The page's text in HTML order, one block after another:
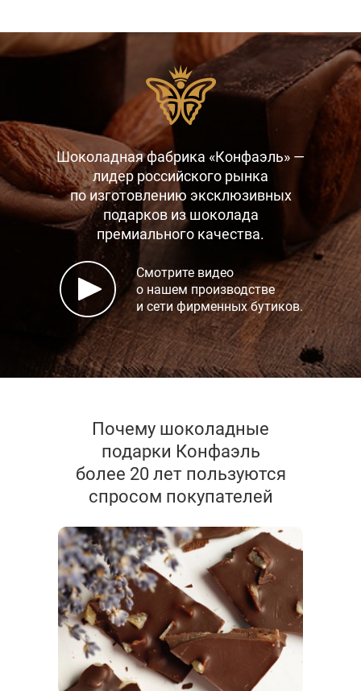
Шоколадная фабрика «Конфаэль» —
лидер российского рынка
по изготовлению эксклюзивных
подарков из шоколада
премиального качества.
Смотрите видео
о нашем производстве
и сети фирменных бутиков.
Почему шоколадные
подарки Конфаэль
более 20 лет пользуются
спросом покупателей